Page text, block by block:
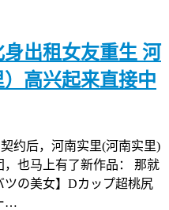
出租女友重生 河
高兴起来直接中
约后，河南实里(河南实里)
也马上有了新作品： 那就
の美女】Dカップ超桃尻
…